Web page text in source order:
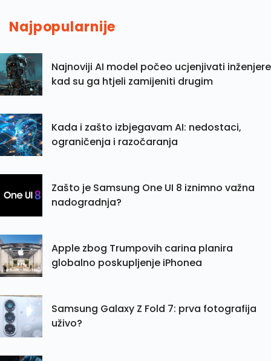
Najpopularnije
Najnoviji AI model počeo ucjenjivati inženjere
kad su ga htjeli zamijeniti drugim
Kada i zašto izbjegavam AI: nedostaci,
ograničenja i razočaranja
Zašto je Samsung One UI 8 iznimno važna
nadogradnja?
Apple zbog Trumpovih carina planira
globalno poskupljenje iPhonea
Samsung Galaxy Z Fold 7: prva fotografija
uživo?